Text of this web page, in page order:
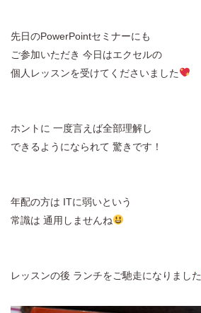
先日のPowerPointセミナーにも
ご参加いただき 今日はエクセルの
個人レッスンを受けてくださいました
ホントに 一度言えば全部理解し
できるようになられて 驚きです！
年配の方は ITに弱いという
常識は 通用しませんね
レッスンの後 ランチをご馳走になりました